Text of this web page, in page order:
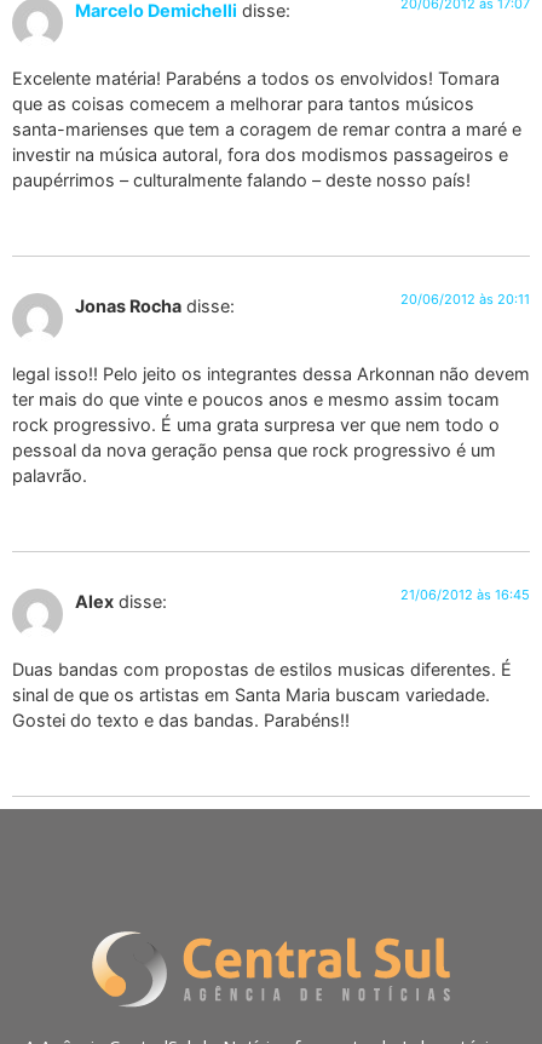
Marcelo Demichelli disse: 20/06/2012 às 17:07
Excelente matéria! Parabéns a todos os envolvidos! Tomara
que as coisas comecem a melhorar para tantos músicos
santa-marienses que tem a coragem de remar contra a maré e
investir na música autoral, fora dos modismos passageiros e
paupérrimos – culturalmente falando – deste nosso país!
Jonas Rocha disse: 20/06/2012 às 20:11
legal isso!! Pelo jeito os integrantes dessa Arkonnan não devem
ter mais do que vinte e poucos anos e mesmo assim tocam
rock progressivo. É uma grata surpresa ver que nem todo o
pessoal da nova geração pensa que rock progressivo é um
palavrão.
Alex disse: 21/06/2012 às 16:45
Duas bandas com propostas de estilos musicas diferentes. É
sinal de que os artistas em Santa Maria buscam variedade.
Gostei do texto e das bandas. Parabéns!!